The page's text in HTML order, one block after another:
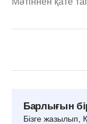
Барлығын
Бізге жазылып,